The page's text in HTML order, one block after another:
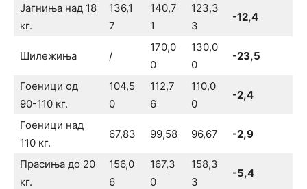
Јагниња над 18
кг.
136,1
7
140,7
1
123,3
3
-12,4
Шилежиња /
170,0
0
130,0
0
-23,5
Гоеници од
90-110 кг.
104,5
0
112,7
6
110,0
0
-2,4
Гоеници над
110 кг.
67,83 99,58 96,67 -2,9
Прасиња до 20
кг.
156,0
6
167,3
0
158,3
3
-5,4